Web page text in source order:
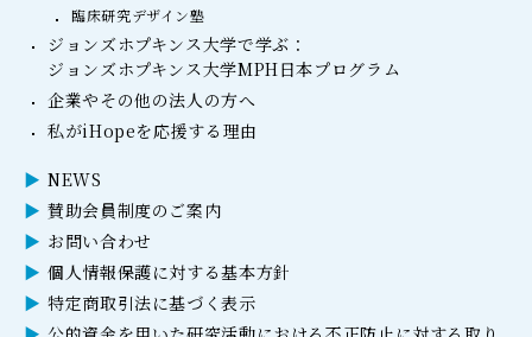
臨床研究デザイン塾
ジョンズホプキンス大学で学ぶ：
ジョンズホプキンス大学MPH日本プログラム
企業やその他の法人の方へ
私がiHopeを応援する理由
NEWS
賛助会員制度のご案内
お問い合わせ
個人情報保護に対する基本方針
特定商取引法に基づく表示